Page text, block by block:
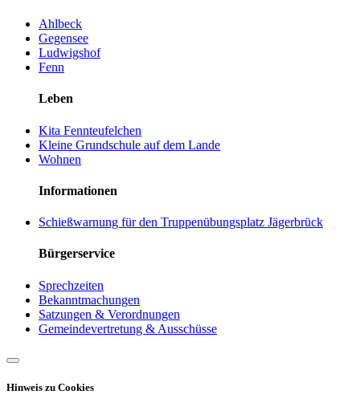
Ahlbeck
Gegensee
Ludwigshof
Fenn
Leben
Kita Fennteufelchen
Kleine Grundschule auf dem Lande
Wohnen
Informationen
Schießwarnung für den Truppenübungsplatz Jägerbrück
Bürgerservice
Sprechzeiten
Bekanntmachungen
Satzungen & Verordnungen
Gemeindevertretung & Ausschüsse
Hinweis zu Cookies